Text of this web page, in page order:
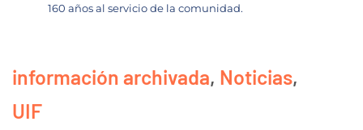
160 años al servicio de la comunidad.
información archivada, Noticias,
UIF